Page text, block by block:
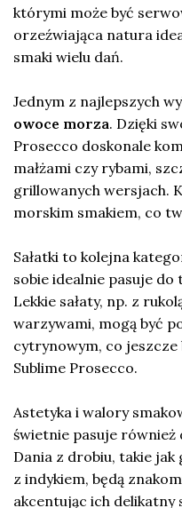
którymi może być
orzeźwiająca natura
smaki wielu dań.
Jednym z najlepszych
owoce morza. Dzięki
Prosecco doskonale
małżami czy rybami,
grillowanych wersjach.
morskim smakiem, co
Sałatki to kolejna
sobie idealnie pasuje
Lekkie sałaty, np. z
warzywami, mogą być
cytrynowym, co
Sublime Prosecco.
Astetyka i walory
świetnie pasuje również
Dania z drobiu, takie jak
z indykiem, będą
akcentując ich delikatny